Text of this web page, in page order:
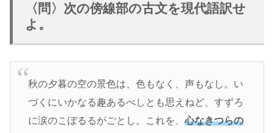
〈問〉次の傍線部の古文を現代語訳せ
よ。
秋の夕暮の空の景色は、色もなく、声もなし。い
づくにいかなる趣あるべしとも思えねど、すずろ
に涙のこぼるるがごとし。これを、心なきつらの